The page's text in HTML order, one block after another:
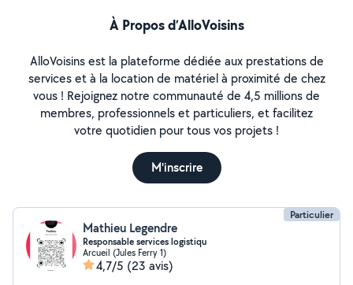
À Propos d’AlloVoisins
AlloVoisins est la plateforme dédiée aux prestations de
services et à la location de matériel à proximité de chez
vous ! Rejoignez notre communauté de 4,5 millions de
membres, professionnels et particuliers, et facilitez
votre quotidien pour tous vos projets !
M'inscrire
Particulier
Mathieu Legendre
Responsable services logistiqu
Arcueil (Jules Ferry 1)
4,7/5 (23 avis)